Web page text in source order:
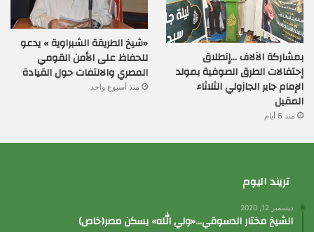
بمشاركة الآلاف …إنطلاق
إحتفالات الطرق الصوفية بمولد
الإمام جابر الجازولي الثلاثاء
المقبل
منذ 6 أيام
«شيخ الطريقة الشبراوية » يدعو
للحفاظ على الأمن القومي
المصري والالتفات حول القيادة
منذ أسبوع واحد
تريند اليوم
ديسمبر 12, 2020
الشيخ مختار الدسوقي…«ولي الله» يسكن مصر(خاص)